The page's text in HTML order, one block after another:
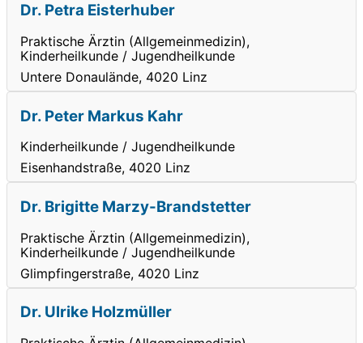
Dr. Petra Eisterhuber
Praktische Ärztin (Allgemeinmedizin),
Kinderheilkunde / Jugendheilkunde
Untere Donaulände, 4020 Linz
Dr. Peter Markus Kahr
Kinderheilkunde / Jugendheilkunde
Eisenhandstraße, 4020 Linz
Dr. Brigitte Marzy-Brandstetter
Praktische Ärztin (Allgemeinmedizin),
Kinderheilkunde / Jugendheilkunde
Glimpfingerstraße, 4020 Linz
Dr. Ulrike Holzmüller